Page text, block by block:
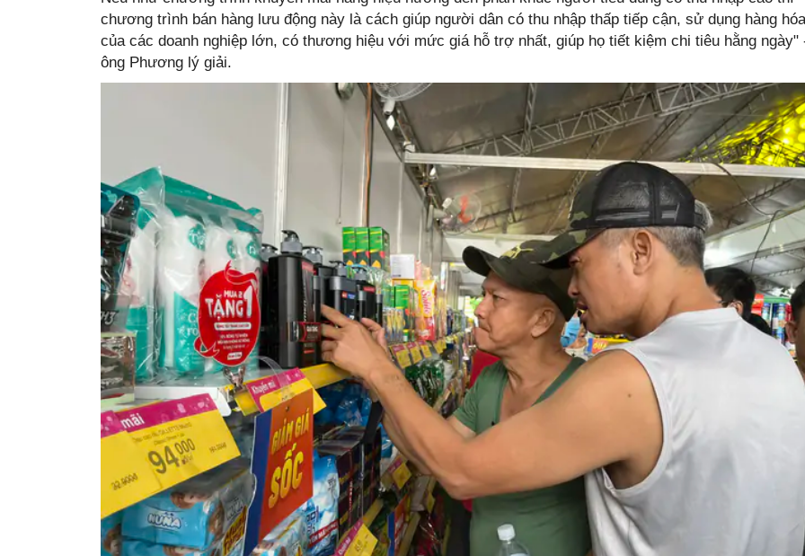
chương trình bán hàng lưu động này là cách giúp người dân có thu nhập thấp tiếp cận, sử dụng hàng hóa
của các doanh nghiệp lớn, có thương hiệu với mức giá hỗ trợ nhất, giúp họ tiết kiệm chi tiêu hằng ngày"
ông Phương lý giải.